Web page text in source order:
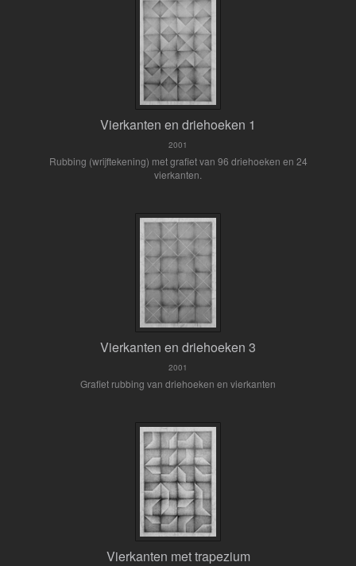
Vierkanten en driehoeken 1
2001
Rubbing (wrijftekening) met grafiet van 96 driehoeken en 24
vierkanten.
Vierkanten en driehoeken 3
2001
Grafiet rubbing van driehoeken en vierkanten
Vierkanten met trapezium